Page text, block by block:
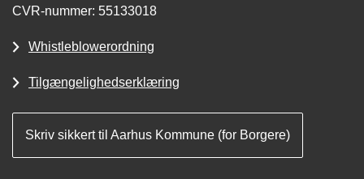
CVR-nummer: 55133018
Whistleblowerordning
Tilgængelighedserklæring
Skriv sikkert til Aarhus Kommune (for Borgere)